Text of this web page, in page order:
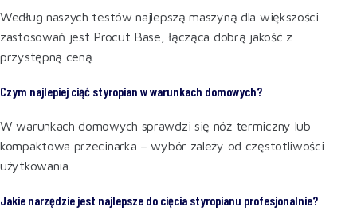
Według naszych testów najlepszą maszyną dla większości
zastosowań jest Procut Base, łącząca dobrą jakość z
przystępną ceną.
Czym najlepiej ciąć styropian w warunkach domowych?
W warunkach domowych sprawdzi się nóż termiczny lub
kompaktowa przecinarka – wybór zależy od częstotliwości
użytkowania.
Jakie narzędzie jest najlepsze do cięcia styropianu profesjonalnie?